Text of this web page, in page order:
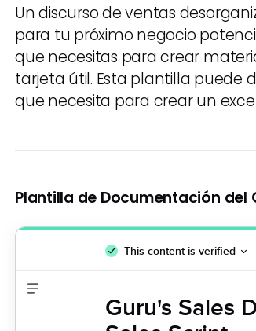
Un discurso de ventas
para tu próximo negocio
que necesitas para crear
tarjeta útil. Esta plantilla puede
que necesita para crear un
Plantilla de Documentación del